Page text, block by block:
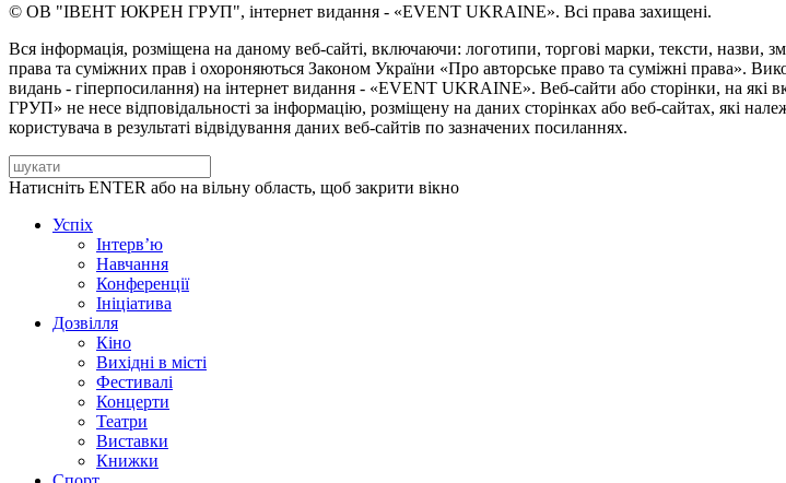
© ОВ "ІВЕНТ ЮКРЕН ГРУП", інтернет видання - «EVENT UKRAINE». Всі права захищені.
Вся інформація, розміщена на даному веб-сайті, включаючи: логотипи, торгові марки, тексти, назви,
права та суміжних прав і охороняються Законом України «Про авторське право та суміжні права».
видань - гіперпосилання) на інтернет видання - «EVENT UKRAINE». Веб-сайти або сторінки, на
ГРУП» не несе відповідальності за інформацію, розміщену на даних сторінках або веб-сайтах, які
користувача в результаті відвідування даних веб-сайтів по зазначених посиланнях.
Натисніть ENTER або на вільну область, щоб закрити вікно
Успіх
Інтерв’ю
Навчання
Конференції
Ініціатива
Дозвілля
Кіно
Вихідні в місті
Фестивалі
Концерти
Театри
Виставки
Книжки